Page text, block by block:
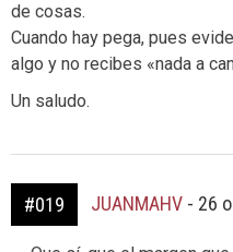
de cosas.
Cuando hay pega, pues
algo y no recibes «nada a
Un saludo.
#019 JUANMAHV - 26